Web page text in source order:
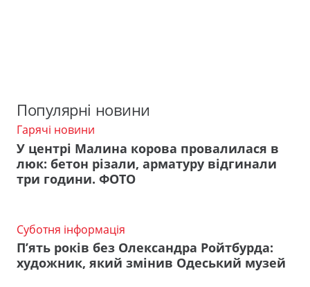
Популярні новини
Гарячі новини
У центрі Малина корова провалилася в
люк: бетон різали, арматуру відгинали
три години. ФОТО
Суботня інформація
П’ять років без Олександра Ройтбурда:
художник, який змінив Одеський музей